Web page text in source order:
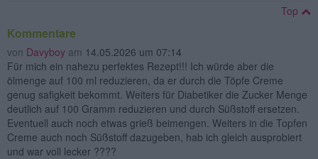
Top
Kommentare
von Davyboy am 14.05.2026 um 07:14
Für mich ein nahezu perfektes Rezept!!! Ich würde aber die
ölmenge auf 100 ml reduzieren, da er durch die Töpfe Creme
genug safigkeit bekommt. Weiters für Diabetiker die Zucker Menge
deutlich auf 100 Gramm reduzieren und durch Süßstoff ersetzen.
Eventuell auch noch etwas grieß beimengen. Weiters in die Topfen
Creme auch noch Süßstoff dazugeben, hab ich gleich ausprobiert
und war voll lecker ????